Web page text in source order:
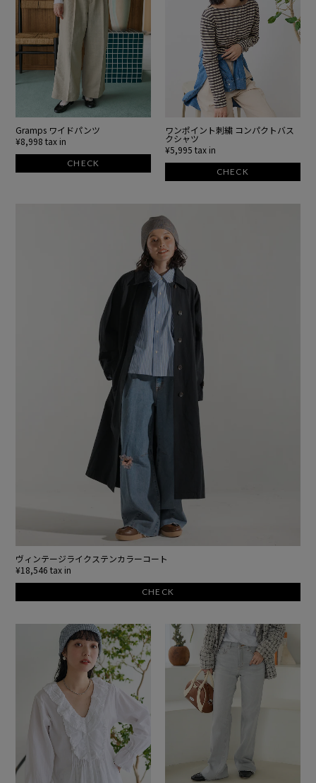
Gramps ワイドパンツ
¥8,998 tax in
CHECK
ワンポイント刺繍 コンパクトバス
クシャツ
¥5,995 tax in
CHECK
ヴィンテージライクステンカラーコート
¥18,546 tax in
CHECK